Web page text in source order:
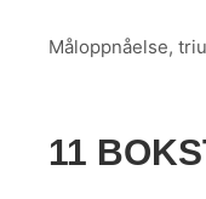
Måloppnåelse,
11